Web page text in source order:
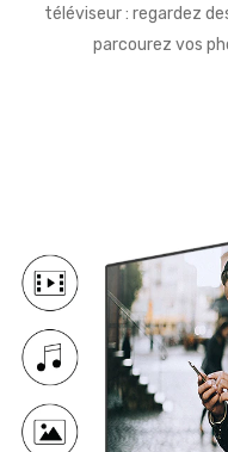
téléviseur : regardez
parcourez vos